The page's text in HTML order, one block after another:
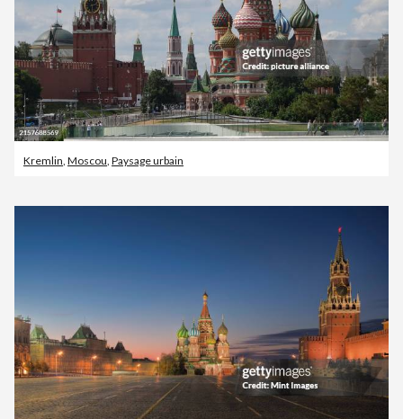
Kremlin, Moscou, Paysage urbain